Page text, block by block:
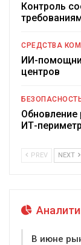
Контроль
СРЕДСТВА
ИИ-
центров
Обновление
ИТ-
PREV NEXT
В июне